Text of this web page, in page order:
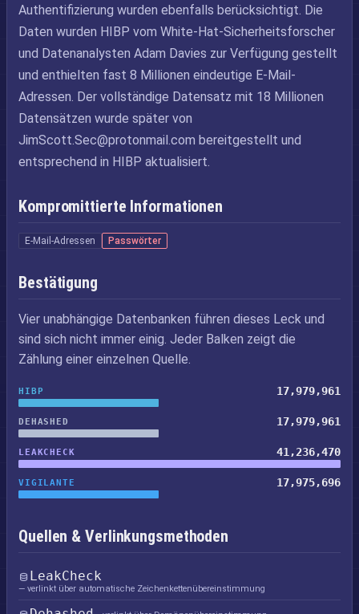
Authentifizierung wurden ebenfalls berücksichtigt. Die
Daten wurden HIBP vom White-Hat-Sicherheitsforscher
und Datenanalysten Adam Davies zur Verfügung gestellt
und enthielten fast 8 Millionen eindeutige E-Mail-
Adressen. Der vollständige Datensatz mit 18 Millionen
Datensätzen wurde später von
JimScott.Sec@protonmail.com bereitgestellt und
entsprechend in HIBP aktualisiert.
Kompromittierte Informationen
E-Mail-Adressen Passwörter
Bestätigung
Vier unabhängige Datenbanken führen dieses Leck und
sind sich nicht immer einig. Jeder Balken zeigt die
Zählung einer einzelnen Quelle.
HIBP 17,979,961
DEHASHED 17,979,961
LEAKCHECK 41,236,470
VIGILANTE 17,975,696
Quellen & Verlinkungsmethoden
LeakCheck
— verlinkt über automatische Zeichenkettenübereinstimmung